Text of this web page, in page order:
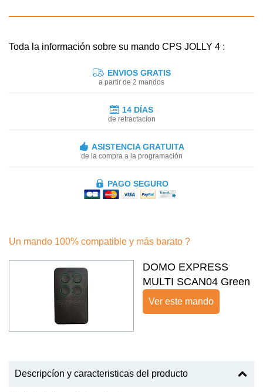
Toda la información sobre su mando CPS JOLLY 4 :
ENVIOS GRATIS
a partir de 2 mandos
14 DÍAS
de retractacíon
ASISTENCIA GRATUITA
de la compra a la programación
PAGO SEGURO
Un mando 100% compatible y más barato ?
DOMO EXPRESS
MULTI SCAN04 Green
Ver este mando
Descripcíon y caracteristicas del producto